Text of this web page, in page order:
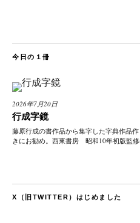
今日の１冊
2026年7月20日
行成字鏡
藤原行成の書作品から集字した字典作品
きにお勧め。西東書房 昭和10年初版
X（旧TWITTER）はじめました